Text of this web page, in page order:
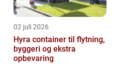
02 juli 2026
Hyra container til flytning,
byggeri og ekstra
opbevaring